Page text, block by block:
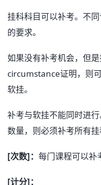
挂科科目可以补考。不
的要求。
如果没有补考机会，但
circumstance证明，则
软挂。
补考与软挂不能同时进
数量，则必须补考所有挂
[次数]： 每门课程可以补
[计分]：